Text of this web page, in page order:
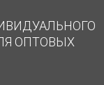
ОПТОВЫХ